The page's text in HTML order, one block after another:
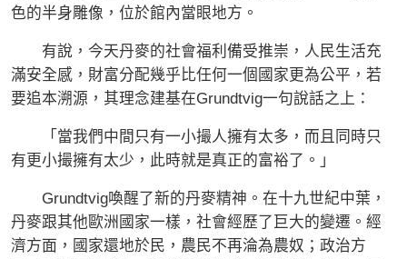
色的半身雕像，位於館內當眼地方。
有說，今天丹麥的社會福利備受推崇，人民生活充
滿安全感，財富分配幾乎比任何一個國家更為公平，若
要追本溯源，其理念建基在Grundtvig一句說話之上：
「當我們中間只有一小撮人擁有太多，而且同時只
有更小撮擁有太少，此時就是真正的富裕了。」
Grundtvig喚醒了新的丹麥精神。在十九世紀中葉，
丹麥跟其他歐洲國家一樣，社會經歷了巨大的變遷。經
濟方面，國家還地於民，農民不再淪為農奴；政治方